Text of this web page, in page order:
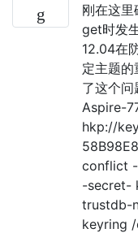
刚在这
get时发
12.04在
定主题
了这个
Aspire-
hkp://
conflict
-secret-
trustdb-
keyring